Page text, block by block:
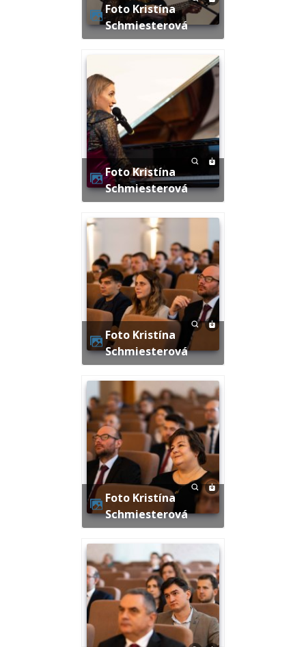
Foto Kristína
Schmiesterová
Foto Kristína
Schmiesterová
Foto Kristína
Schmiesterová
Foto Kristína
Schmiesterová